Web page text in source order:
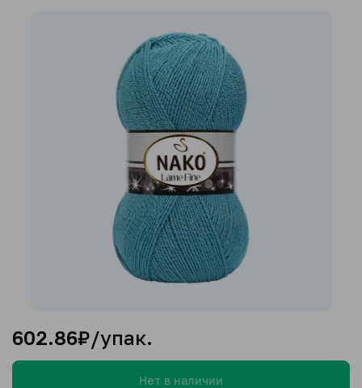
602.86₽/упак.
Нет в наличии